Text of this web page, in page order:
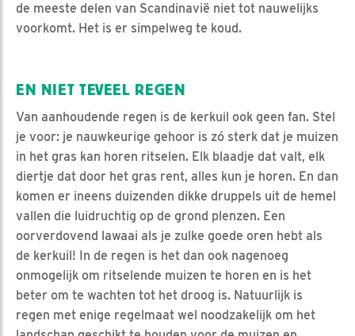
de meeste delen van Scandinavië niet tot nauwelijks
voorkomt. Het is er simpelweg te koud.
EN NIET TEVEEL REGEN
Van aanhoudende regen is de kerkuil ook geen fan. Stel
je voor: je nauwkeurige gehoor is zó sterk dat je muizen
in het gras kan horen ritselen. Elk blaadje dat valt, elk
diertje dat door het gras rent, alles kun je horen. En dan
komen er ineens duizenden dikke druppels uit de hemel
vallen die luidruchtig op de grond plenzen. Een
oorverdovend lawaai als je zulke goede oren hebt als
de kerkuil! In de regen is het dan ook nagenoeg
onmogelijk om ritselende muizen te horen en is het
beter om te wachten tot het droog is. Natuurlijk is
regen met enige regelmaat wel noodzakelijk om het